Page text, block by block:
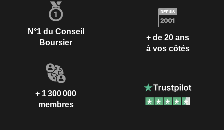
N°1 du Conseil
Boursier
+ de 20 ans
à vos côtés
+ 1 300 000
membres